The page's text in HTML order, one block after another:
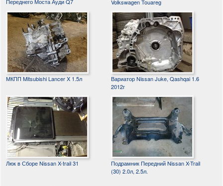
Volkswagen Touareg
МКПП Mitsubishi Lancer X 1.5л
Вариатор Nissan Juke, Qashqai 1.6
2012г
Люк в Сборе Nissan X-trail 31
Подрамник Передний Nissan X-Trail
(30) 2.0л, 2.5л.